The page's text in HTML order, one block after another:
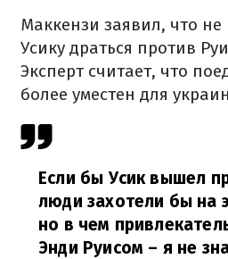
Маккензи заявил, что
Усику драться против
Эксперт считает, что
более уместен для
Если бы Усик вышел
люди захотели бы на
но в чем
Энди Руисом – я не